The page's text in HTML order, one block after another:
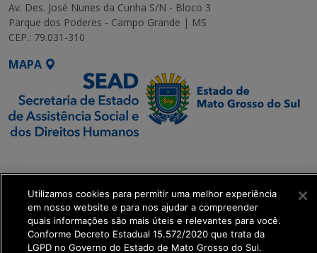
Av. Des. José Nunes da Cunha S/N - Bloco 3
Parque dos Poderes - Campo Grande | MS
CEP.: 79.031-310
MAPA
Executiva de
Transformação Digital
get_footer();
Utilizamos cookies para permitir uma melhor experiência
em nosso website e para nos ajudar a compreender
quais informações são mais úteis e relevantes para você.
Conforme Decreto Estadual 15.572/2020 que trata da
LGPD no Governo do Estado de Mato Grosso do Sul.